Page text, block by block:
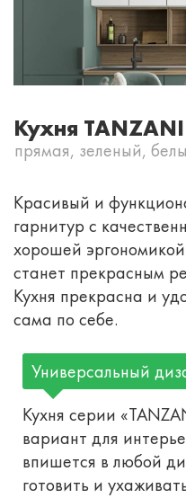
Кухня TANZANI
прямая, зеленый,
Красивый и
гарнитур с
хорошей
станет прекрасным
Кухня прекрасна и
сама по себе.
Универсальный
Кухня серии
вариант для
впишется в любой
готовить и